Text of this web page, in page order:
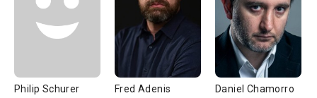
Philip Schurer Fred Adenis Daniel Chamorro